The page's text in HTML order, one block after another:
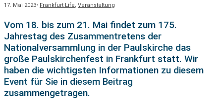
17. Mai 2023• Frankfurt Life, Veranstaltung
Vom 18. bis zum 21. Mai findet zum 175.
Jahrestag des Zusammentretens der
Nationalversammlung in der Paulskirche das
große Paulskirchenfest in Frankfurt statt. Wir
haben die wichtigsten Informationen zu diesem
Event für Sie in diesem Beitrag
zusammengetragen.